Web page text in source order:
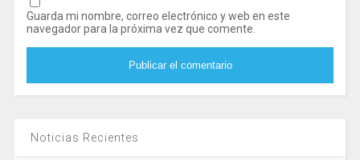
Guarda mi nombre, correo electrónico y web en este
navegador para la próxima vez que comente.
Noticias Recientes